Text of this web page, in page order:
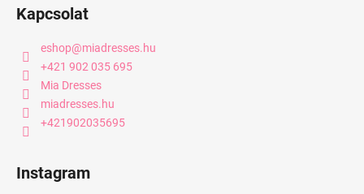
Kapcsolat
eshop@miadresses.hu
+421 902 035 695
Mia Dresses
miadresses.hu
+421902035695
Instagram